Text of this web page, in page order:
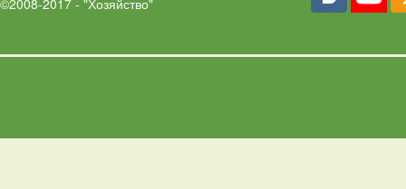
©2008-2017 - "Хозяйство"